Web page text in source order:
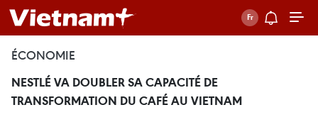
ÉCONOMIE
NESTLÉ VA DOUBLER SA CAPACITÉ DE
TRANSFORMATION DU CAFÉ AU VIETNAM